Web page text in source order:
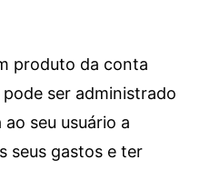
produto da conta
ser administrado
seu usuário a
seus gastos e ter